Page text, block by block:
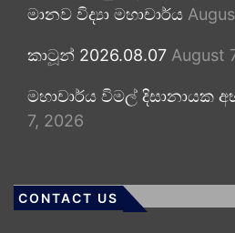
මානව විද්‍යා මහාචාර්ය
කාටූන් 2026.08.07 August
මහාචාර්ය විමල් දිසානායක
7, 2026
CONTACT US